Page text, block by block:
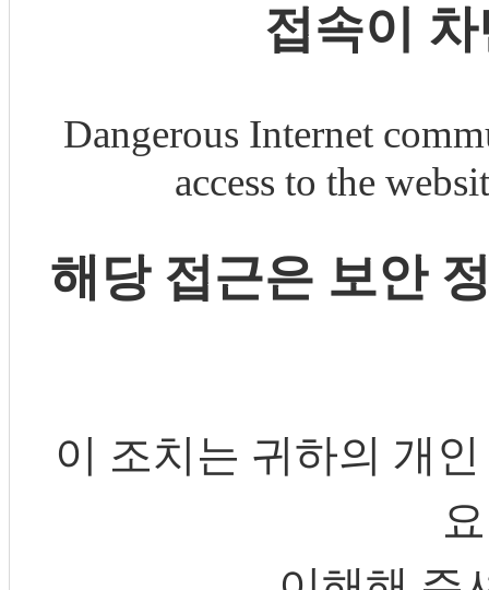
접속이
Dangerous Internet
access to the
해당 접근은 보안
이 조치는 귀하의 개